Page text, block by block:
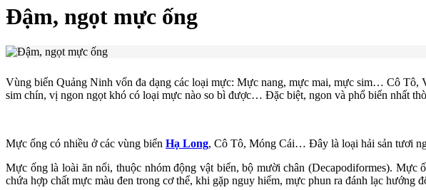
Đậm, ngọt mực ống
Vùng biển Quảng Ninh vốn đa dạng các loại mực: Mực nang, mực mai, mực sim… Cô
sim chín, vị ngon ngọt khó có loại mực nào so bì được… Đặc biệt, ngon và phổ biến nhất
Mực ống có nhiều ở các vùng biển Hạ Long, Cô Tô, Móng Cái… Đây là loại hải sản tươi
Mực ống là loài ăn nổi, thuộc nhóm động vật biển, bộ mười chân (Decapodiformes).
chứa hợp chất mực màu đen trong cơ thể, khi gặp nguy hiểm, mực phun ra đánh lạc hướng